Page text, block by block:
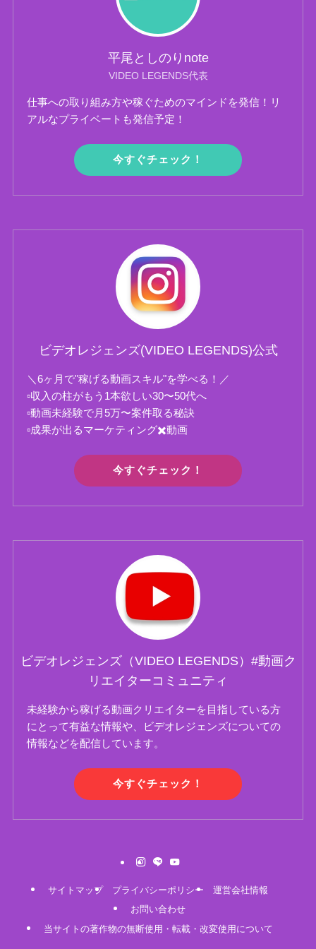
平尾としのりnote
VIDEO LEGENDS代表
仕事への取り組み方や稼ぐためのマインドを発信！リ
アルなプライベートも発信予定！
今すぐチェック！
ビデオレジェンズ(VIDEO LEGENDS)公式
＼6ヶ月で"稼げる動画スキル"を学べる！／
▫️収入の柱がもう1本欲しい30〜50代へ
▫️動画未経験で月5万〜案件取る秘訣
▫️成果が出るマーケティング✖️動画
今すぐチェック！
ビデオレジェンズ（VIDEO LEGENDS）#動画ク
リエイターコミュニティ
未経験から稼げる動画クリエイターを目指している方
にとって有益な情報や、ビデオレジェンズについての
情報などを配信しています。
今すぐチェック！
サイトマップ プライバシーポリシー
運営会社情報
お問い合わせ
当サイトの著作物の無断使用・転載・改変使用について